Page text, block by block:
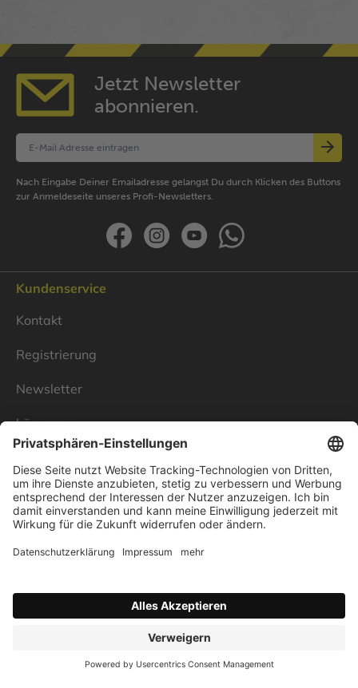
Jetzt Newsletter
abonnieren.
Nach Eingabe Deiner Emailadresse gelangst Du durch Klicken des Buttons
zur Anmeldeseite unseres Profi-Newsletters.
Kundenservice
Kontakt
Registrierung
Newsletter
Lösungen
Über Linnenbecker
Unsere Standorte
Unternehmen
Datenschutz